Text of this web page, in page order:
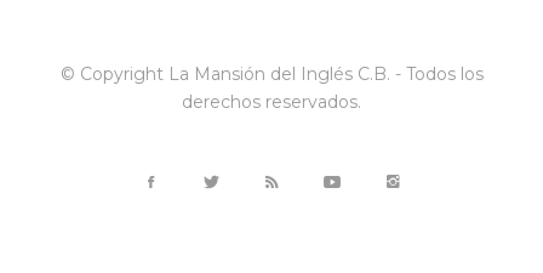
© Copyright La Mansión del Inglés C.B. - Todos los
derechos reservados.